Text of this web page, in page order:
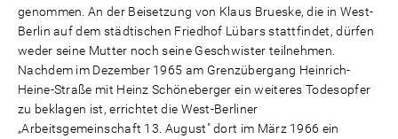
genommen. An der Beisetzung von Klaus Brueske, die in West-
Berlin auf dem städtischen Friedhof Lübars stattfindet, dürfen
weder seine Mutter noch seine Geschwister teilnehmen.
Nachdem im Dezember 1965 am Grenzübergang Heinrich-
Heine-Straße mit Heinz Schöneberger ein weiteres Todesopfer
zu beklagen ist, errichtet die West-Berliner
„Arbeitsgemeinschaft 13. August" dort im März 1966 ein